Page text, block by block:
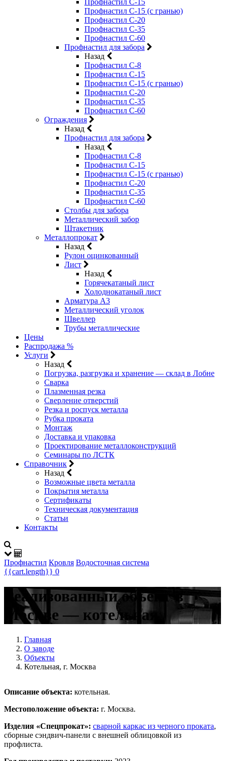
Профнастил С-15
Профнастил С-15 (с гранью)
Профнастил С-20
Профнастил С-35
Профнастил С-60
Профнастил для забора
Назад
Профнастил С-8
Профнастил С-15
Профнастил С-15 (с гранью)
Профнастил С-20
Профнастил С-35
Профнастил С-60
Ограждения
Назад
Профнастил для забора
Назад
Профнастил С-8
Профнастил С-15
Профнастил С-15 (с гранью)
Профнастил С-20
Профнастил С-35
Профнастил С-60
Столбы для забора
Металлический забор
Штакетник
Металлопрокат
Назад
Рулон оцинкованный
Лист
Назад
Горячекатаный лист
Холоднокатаный лист
Арматура А3
Металлический уголок
Швеллер
Трубы металлические
Цены
Распродажа %
Услуги
Назад
Погрузка, разгрузка и хранение — склад в Лобне
Сварка
Плазменная резка
Сверление отверстий
Резка и роспуск металла
Рубка проката
Монтаж
Доставка и упаковка
Проектирование металлоконструкций
Семинары по ЛСТК
Справочник
Назад
Возможные цвета металла
Покрытия металла
Сертификаты
Техническая документация
Статьи
Контакты
Профнастил Кровля Водосточная система
{{cart.length}} 0
Реализованный объект в
Москве — котельная
Главная
О заводе
Объекты
Котельная, г. Москва
Описание объекта: котельная.
Местоположение объекта: г. Москва.
Изделия «Спецпрокат»: сварной каркас из черного проката,
сборные сэндвич-панели с внешней облицовкой из
профлиста.